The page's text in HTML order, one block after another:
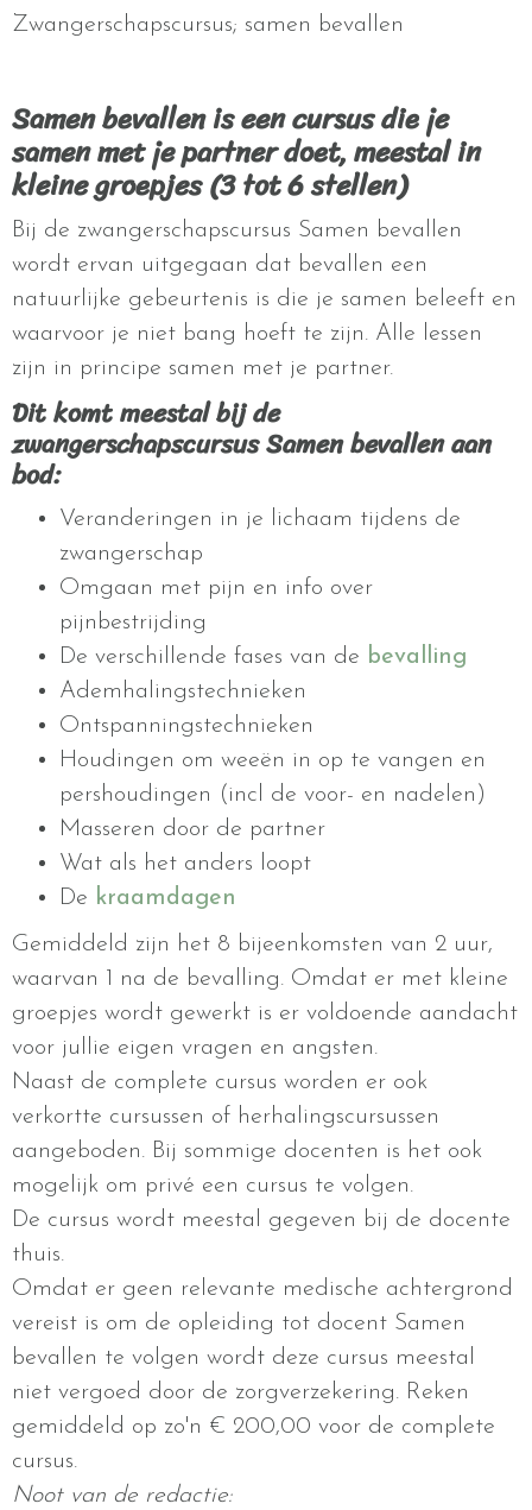
Zwangerschapscursus; samen bevallen
Samen bevallen is een cursus die je
samen met je partner doet, meestal in
kleine groepjes (3 tot 6 stellen)
Bij de zwangerschapscursus Samen bevallen
wordt ervan uitgegaan dat bevallen een
natuurlijke gebeurtenis is die je samen beleeft en
waarvoor je niet bang hoeft te zijn. Alle lessen
zijn in principe samen met je partner.
Dit komt meestal bij de
zwangerschapscursus Samen bevallen aan
bod:
Veranderingen in je lichaam tijdens de
zwangerschap
Omgaan met pijn en info over
pijnbestrijding
De verschillende fases van de bevalling
Ademhalingstechnieken
Ontspanningstechnieken
Houdingen om weeën in op te vangen en
pershoudingen (incl de voor- en nadelen)
Masseren door de partner
Wat als het anders loopt
De kraamdagen
Gemiddeld zijn het 8 bijeenkomsten van 2 uur,
waarvan 1 na de bevalling. Omdat er met kleine
groepjes wordt gewerkt is er voldoende aandacht
voor jullie eigen vragen en angsten.
Naast de complete cursus worden er ook
verkortte cursussen of herhalingscursussen
aangeboden. Bij sommige docenten is het ook
mogelijk om privé een cursus te volgen.
De cursus wordt meestal gegeven bij de docente
thuis.
Omdat er geen relevante medische achtergrond
vereist is om de opleiding tot docent Samen
bevallen te volgen wordt deze cursus meestal
niet vergoed door de zorgverzekering. Reken
gemiddeld op zo'n € 200,00 voor de complete
cursus.
Noot van de redactie: